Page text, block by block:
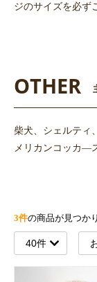
ジのサイズを必ず
OTHER
柴犬、シェルティ
メリカンコッカ―
3件の商品が見つか